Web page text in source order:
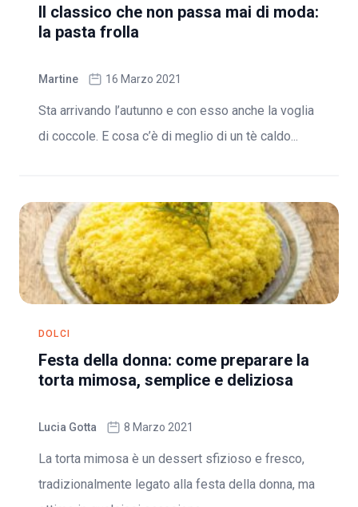
Il classico che non passa mai di moda:
la pasta frolla
Martine 16 Marzo 2021
Sta arrivando l’autunno e con esso anche la voglia
di coccole. E cosa c’è di meglio di un tè caldo...
DOLCI
Festa della donna: come preparare la
torta mimosa, semplice e deliziosa
Lucia Gotta 8 Marzo 2021
La torta mimosa è un dessert sfizioso e fresco,
tradizionalmente legato alla festa della donna, ma